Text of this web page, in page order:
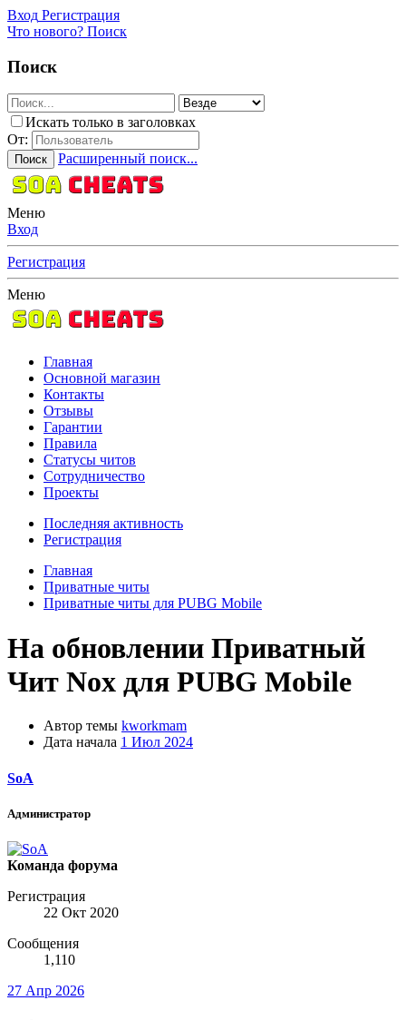
Вход Регистрация
Что нового? Поиск
Поиск
Искать только в заголовках
От:
Поиск Расширенный поиск...
Меню
Вход
Регистрация
Меню
Главная
Основной магазин
Контакты
Отзывы
Гарантии
Правила
Статусы читов
Сотрудничество
Проекты
Последняя активность
Регистрация
Главная
Приватные читы
Приватные читы для PUBG Mobile
На обновлении Приватный
Чит Nox для PUBG Mobile
Автор темы kworkmam
Дата начала 1 Июл 2024
SoA
Администратор
Команда форума
Регистрация
22 Окт 2020
Сообщения
1,110
27 Апр 2026